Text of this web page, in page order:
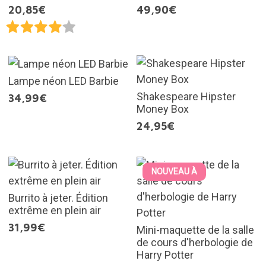
20,85€
49,90€
Lampe néon LED Barbie
34,99€
Shakespeare Hipster
Money Box
24,95€
Burrito à jeter. Édition
extrême en plein air
31,99€
NOUVEAU À
Mini-maquette de la salle
de cours d'herbologie de
Harry Potter